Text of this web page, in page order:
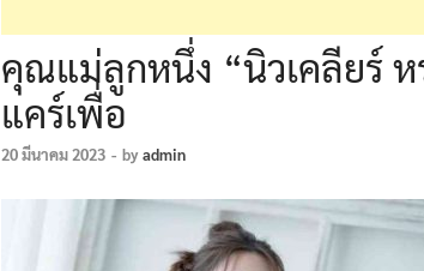
คุณแม่ลูกหนึ่ง “นิวเคลียร์
แคร์เพื่อ
20 มีนาคม 2023 - byadmin